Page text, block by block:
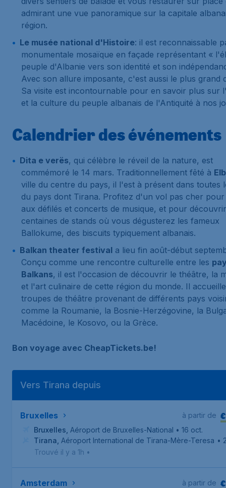
admirant une vue panoramique sur la capitale
région.
Le musée national d'Histoire: il est reconnaissable
monumentale mosaïque en façade représentant «
peuple d'Albanie vers son identité et son
Avec son allure imposante, c'est aussi le plus grand
Sa visite est incontournable pour en savoir plus sur
et la culture du peuple albanais de l'Antiquité à nos
Calendrier des événements
Dita e verës, qui célèbre le réveil de la nature, est
commémoré le 14 mars. Traditionnellement fêté à
ville du centre du pays, il l'est à présent dans toutes
du pays dont Tirana. Profitez d'un vol pas cher pour
aux défilés et concerts de musique, et pour
centaines de stands où vous dégusterez les fameux
Ballokume, des biscuits typiquement albanais.
Balkan theater festival a lieu fin août-début
Conçu comme une rencontre culturelle entre les
Balkans, il est l'occasion de découvrir le théâtre, la
et l'art culinaire de cette région du monde. Il
troupes de théâtre provenant de différents pays
comme la Roumanie, la Bosnie-Herzégovine, la
Macédoine, le Kosovo, ou la Grèce.
Bon voyage avec CheapTickets.be!
Vers Tirana depuis
Bruxelles €
à partir de
Bruxelles Aéroport de Bruxelles-National • 16 oct.
Tirana Aéroport International de Tirana-Mère-Teresa •
Trouvé il y a 1h •
Amsterdam €
à partir de